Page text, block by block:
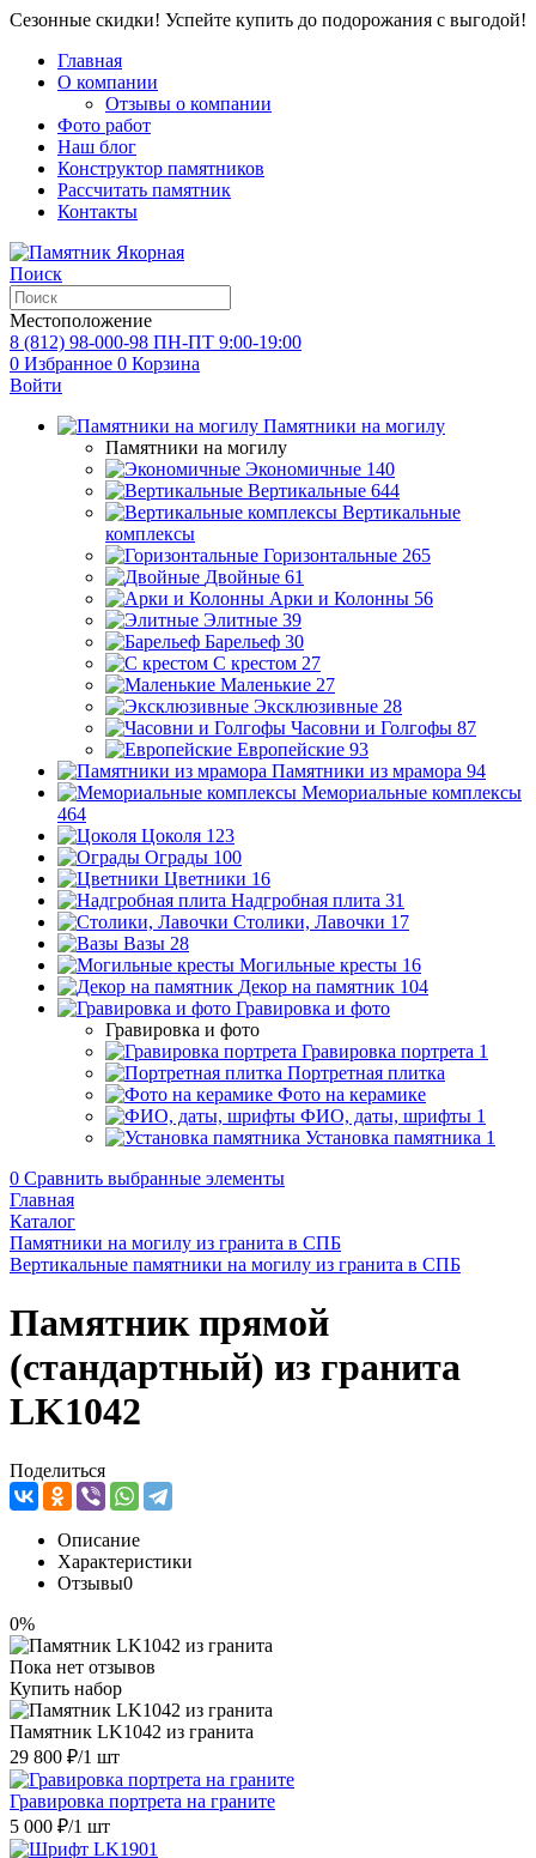
Сезонные скидки! Успейте купить до подорожания с выгодой!
Главная
О компании
Отзывы о компании
Фото работ
Наш блог
Конструктор памятников
Рассчитать памятник
Контакты
Поиск
Местоположение
8 (812) 98-000-98 ПН-ПТ 9:00-19:00
0 Избранное 0 Корзина
Войти
Памятники на могилу
Памятники на могилу
Экономичные 140
Вертикальные 644
Вертикальные
комплексы
Горизонтальные 265
Двойные 61
Арки и Колонны 56
Элитные 39
Барельеф 30
С крестом 27
Маленькие 27
Эксклюзивные 28
Часовни и Голгофы 87
Европейские 93
Памятники из мрамора 94
Мемориальные комплексы
464
Цоколя 123
Ограды 100
Цветники 16
Надгробная плита 31
Столики, Лавочки 17
Вазы 28
Могильные кресты 16
Декор на памятник 104
Гравировка и фото
Гравировка и фото
Гравировка портрета 1
Портретная плитка
Фото на керамике
ФИО, даты, шрифты 1
Установка памятника 1
0 Сравнить выбранные элементы
Главная
Каталог
Памятники на могилу из гранита в СПБ
Вертикальные памятники на могилу из гранита в СПБ
Памятник прямой
(стандартный) из гранита
LK1042
Поделиться
Описание
Характеристики
Отзывы0
0%
Пока нет отзывов
Купить набор
Памятник LK1042 из гранита
29 800 ₽/1 шт
Гравировка портрета на граните
5 000 ₽/1 шт